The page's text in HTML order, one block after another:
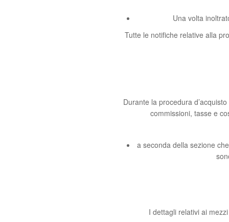
Una volta
Tutte le notifiche relative alla
Durante la procedura
commissioni, tasse e
a seconda della sezione
I dettagli relativi ai